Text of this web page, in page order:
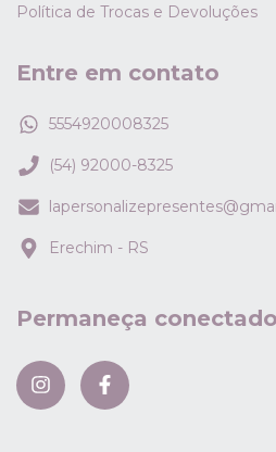
Política de Trocas e Devoluções
Entre em contato
5554920008325
(54) 92000-8325
Erechim - RS
Permaneça conectado